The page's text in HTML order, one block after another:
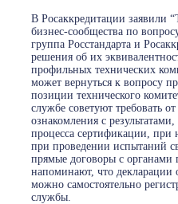
В Росаккредитации заявили
бизнес-сообщества по
группа Росстандарта и
решения об их
профильных технических
может вернуться к вопросу
позиции технического
службе советуют требовать
ознакомления с
процесса сертификации, при
при проведении испытаний
прямые договоры с
напоминают, что декларации
можно самостоятельно
службы.